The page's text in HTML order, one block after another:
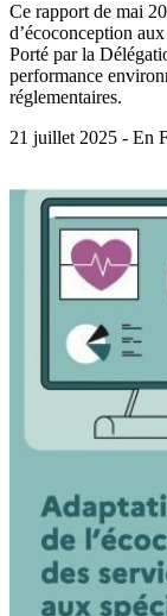
Ce rapport de mai
d’écoconception
Porté par la
performance
réglementaires.
21 juillet 2025 - En